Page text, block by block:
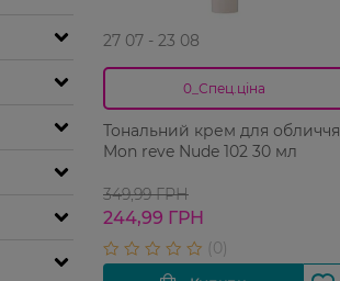
27 07 - 23 08
0_Спец.ціна
Тональний крем для обличчя
Mon reve Nude 102 30 мл
349,99 ГРН
244,99 ГРН